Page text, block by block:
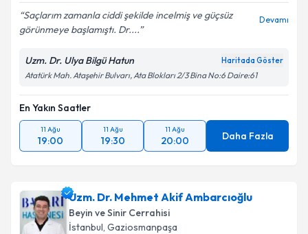
Saçlarım zamanla ciddi şekilde incelmiş ve güçsüz
görünmeye başlamıştı. Dr....
Devamı
Uzm. Dr. Ulya Bilgü Hatun Haritada Göster
Atatürk Mah. Ataşehir Bulvarı, Ata Blokları 2/3 Bina No:6 Daire:61
En Yakın Saatler
11 Ağu
19:00
11 Ağu
19:30
11 Ağu
20:00 Daha Fazla
Uzm. Dr. Mehmet Akif Ambarcıoğlu
Beyin ve Sinir Cerrahisi
İstanbul, Gaziosmanpaşa